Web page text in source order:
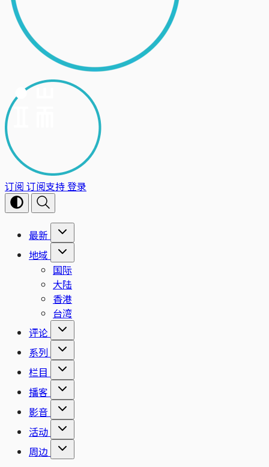
订阅 订阅支持登录
最新
地域
国际
大陆
香港
台湾
评论
系列
栏目
播客
影音
活动
周边